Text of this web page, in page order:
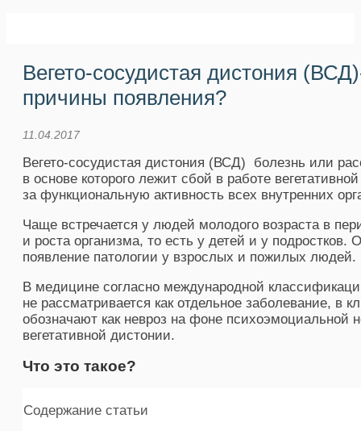
Вегето-сосудистая дистония
причины появления?
11.04.2017
Вегето-сосудистая дистония (ВСД) болезнь или
в основе которого лежит сбой в работе
за функциональную активность всех внутренних
Чаще встречается у людей молодого возраста в
и роста организма, то есть у детей и у подростков.
появление патологии у взрослых и пожилых людей.
В медицине согласно международной
не рассматривается как отдельное заболевание, в
обозначают как невроз на фоне психоэмоциальной
вегетативной дистонии.
Что это такое?
Содержание статьи